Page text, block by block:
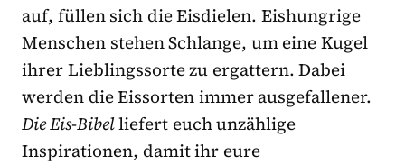
auf, füllen sich die Eisdielen. Eishungrige
Menschen stehen Schlange, um eine Kugel
ihrer Lieblingssorte zu ergattern. Dabei
werden die Eissorten immer ausgefallener.
Die Eis-Bibelliefert euch unzählige
Inspirationen, damit ihr eure